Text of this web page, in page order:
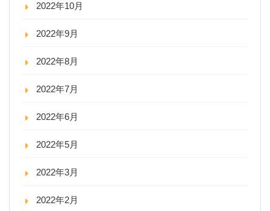
2022年10月
2022年9月
2022年8月
2022年7月
2022年6月
2022年5月
2022年3月
2022年2月